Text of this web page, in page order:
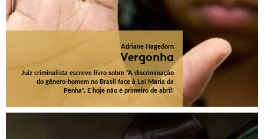
Adriane Hagedorn
Vergonha
Juiz criminalista escreve livro sobre "A discriminação
do gênero-homem no Brasil face à Lei Maria da
Penha". E hoje não é primeiro de abril!